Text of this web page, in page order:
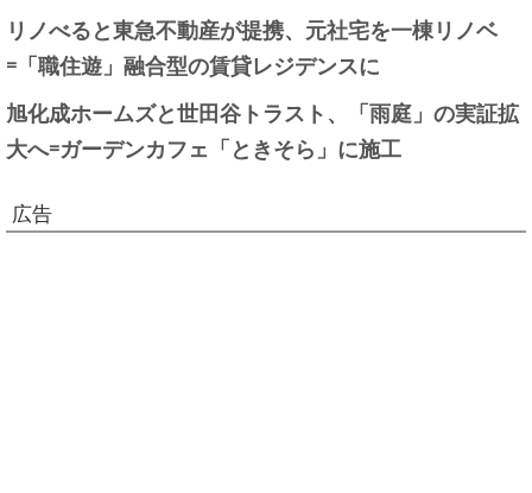
リノべると東急不動産が提携、元社宅を一棟リノベ
=「職住遊」融合型の賃貸レジデンスに
旭化成ホームズと世田谷トラスト、「雨庭」の実証拡
大へ=ガーデンカフェ「ときそら」に施工
広告